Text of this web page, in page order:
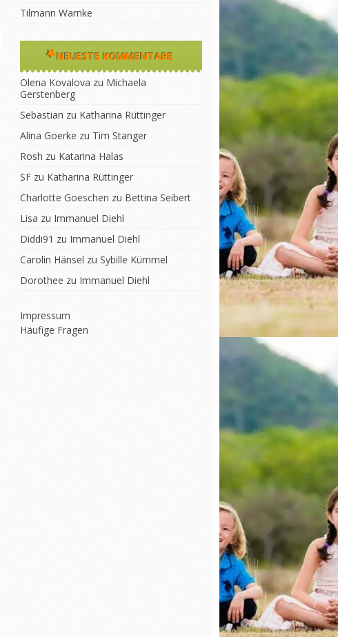
Tilmann Warnke
NEUESTE KOMMENTARE
Olena Kovalova zu Michaela
Gerstenberg
Sebastian zu Katharina Rüttinger
Alina Goerke zu Tim Stanger
Rosh zu Katarina Halas
SF zu Katharina Rüttinger
Charlotte Goeschen zu Bettina Seibert
Lisa zu Immanuel Diehl
Diddi91 zu Immanuel Diehl
Carolin Hänsel zu Sybille Kümmel
Dorothee zu Immanuel Diehl
Impressum
Häufige Fragen